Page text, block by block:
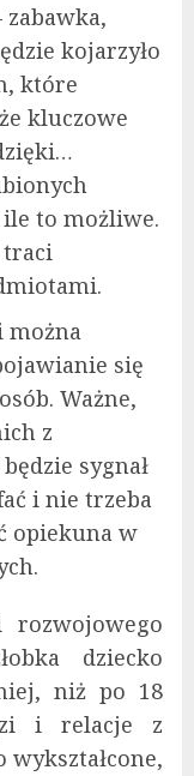
kojarzyło
które
kluczowe
to możliwe.
traci
można
się
Ważne,
z
sygnał
i nie trzeba
opiekuna w
rozwojowego
dziecko
niż po 18
i relacje z